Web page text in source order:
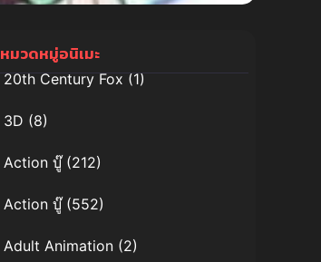
หมวดหมู่อนิเมะ
20th Century Fox(1)
3D (8)
Action บู๊(212)
Action บู๊(552)
Adult Animation (2)